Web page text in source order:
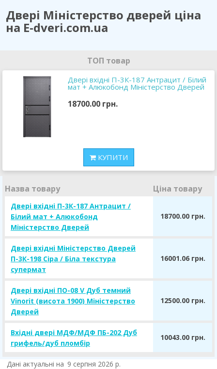
Двері Міністерство дверей ціна
на E-dveri.com.ua
Назва товару Ціна товару
Двері вхідні П-3К-187 Антрацит /
Білий мат + Алюкобонд
Міністерство Дверей
18700.00 грн.
Двері вхідні Міністерство Дверей
П-3К-198 Сіра / Біла текстура
супермат
16001.06 грн.
Двері вхідні ПО-08 V Дуб темний
Vinorit (висота 1900) Міністерство
Дверей
12500.00 грн.
Вхідні двері МДФ/МДФ ПБ-202 Дуб
грифель/дуб пломбір
10043.00 грн.
ТОП товар
Двері вхідні П-3К-187 Антрацит / Білий
мат + Алюкобонд Міністерство Дверей
18700.00 грн.
КУПИТИ
Дані актуальні на 9 серпня 2026 р.